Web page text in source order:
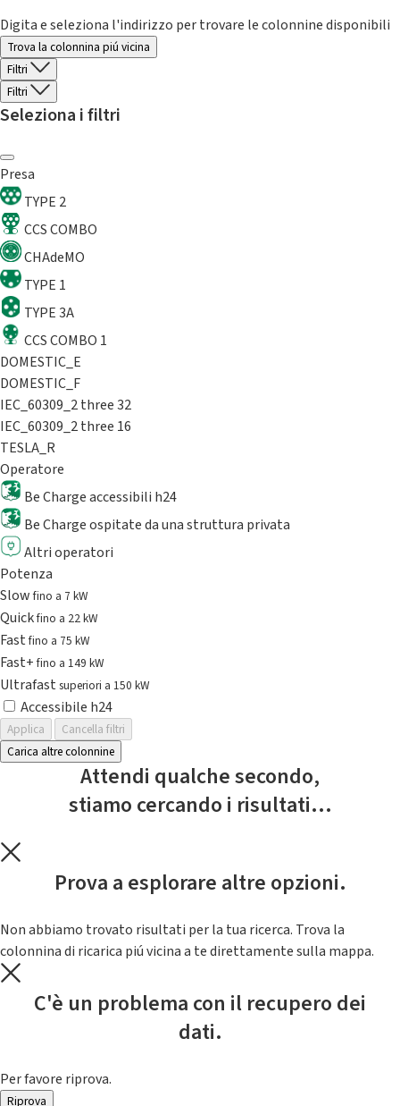
Digita e seleziona l'indirizzo per trovare le colonnine disponibili
Trova la colonnina piú vicina
Filtri
Filtri
Seleziona i filtri
Presa
TYPE 2
CCS COMBO
CHAdeMO
TYPE 1
TYPE 3A
CCS COMBO 1
DOMESTIC_E
DOMESTIC_F
IEC_60309_2 three 32
IEC_60309_2 three 16
TESLA_R
Operatore
Be Charge accessibili h24
Be Charge ospitate da una struttura privata
Altri operatori
Potenza
Slowfino a 7 kW
Quickfino a 22 kW
Fastfino a 75 kW
Fast+fino a 149 kW
Ultrafast superiori a 150 kW
Accessibile h24
Applica
Cancella filtri
Carica altre colonnine
Attendi qualche secondo,
stiamo cercando i risultati...
Prova a esplorare altre opzioni.
Non abbiamo trovato risultati per la tua ricerca. Trova la
colonnina di ricarica piú vicina a te direttamente sulla mappa.
C'è un problema con il recupero dei
dati.
Per favore riprova.
Riprova